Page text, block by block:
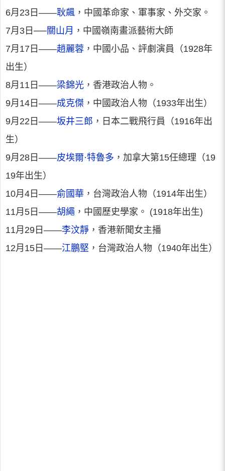
6月23日——耿飆 ，中國革命家、軍事家、外交家。
7月3日──關山月 ，中國嶺南畫派藝術大師
7月17日——趙麗蓉 ，中國小品、評劇演員（1928年
出生）
8月11日——梁錦光 ，香港政治人物。
9月14日——成克傑 ，中國政治人物（1933年出生）
9月22日——坂井三郎 ，日本二戰飛行員（1916年出
生）
9月28日——皮埃爾·特魯多 ，加拿大第15任總理（19
19年出生）
10月4日——俞國華 ，台灣政治人物（1914年出生）
11月5日——胡繩 ，中國歷史學家。 (1918年出生)
11月29日——李汶靜 ，香港新聞女主播
12月15日——江鵬堅 ，台灣政治人物（1940年出生）